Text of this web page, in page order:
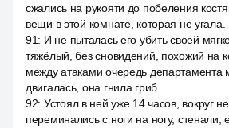
сжались на рукояти до побеления
вещи в этой комнате, которая не угала.
91: И не пыталась его убить своей
тяжёлый, без сновидений, похожий на
между атаками очередь департамента
двигалась, она гнила гриб.
92: Устоял в ней уже 14 часов, вокруг
переминались с ноги на ногу, стенали,